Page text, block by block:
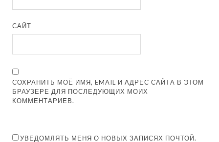
САЙТ
СОХРАНИТЬ МОЁ ИМЯ, EMAIL И АДРЕС САЙТА В ЭТОМ
БРАУЗЕРЕ ДЛЯ ПОСЛЕДУЮЩИХ МОИХ
КОММЕНТАРИЕВ.
УВЕДОМЛЯТЬ МЕНЯ О НОВЫХ ЗАПИСЯХ ПОЧТОЙ.